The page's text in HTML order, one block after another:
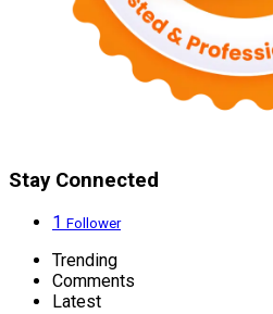
Stay Connected
1 Follower
Trending
Comments
Latest